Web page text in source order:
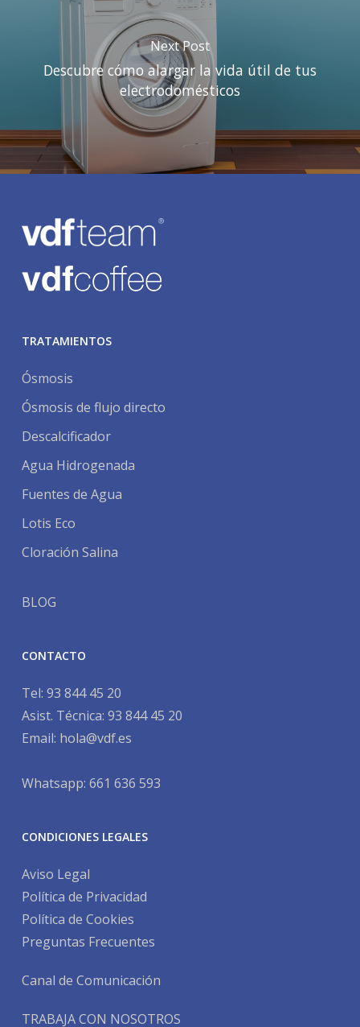
Next Post
Descubre cómo alargar la vida útil de tus
electrodomésticos
TRATAMIENTOS
Ósmosis
Ósmosis de flujo directo
Descalcificador
Agua Hidrogenada
Fuentes de Agua
Lotis Eco
Cloración Salina
BLOG
CONTACTO
Tel: 93 844 45 20
Asist. Técnica: 93 844 45 20
Email: hola@vdf.es
Whatsapp: 661 636 593
CONDICIONES LEGALES
Aviso Legal
Política de Privacidad
Política de Cookies
Preguntas Frecuentes
Canal de Comunicación
TRABAJA CON NOSOTROS